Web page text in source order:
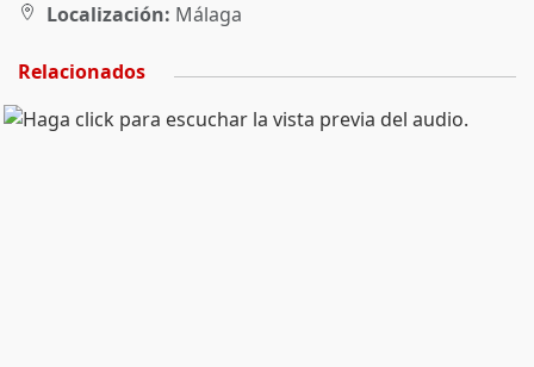
Localización: Málaga
Relacionados